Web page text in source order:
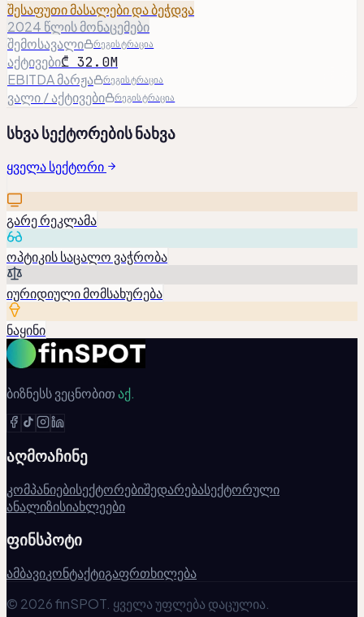
შესაფუთი მასალები და ბეჭდვა
2024 წლის მონაცემები
შემოსავალი
რეგისტრაცია
აქტივები₾ 32.0M
EBITDA მარჟა
რეგისტრაცია
ვალი / აქტივები რეგისტრაცია
სხვა სექტორების ნახვა
ყველა სექტორი
გარე რეკლამა
ოპტიკის საცალო ვაჭრობა
იურიდიული მომსახურება
ნაყინი
ბიზნესს ვეცნობითაქ.
აღმოაჩინე
კომპანიებისექტორებიშედარებასექტორული
ანალიზისიახლეები
ფინსპოტი
ამბავიკონტაქტიგაფრთხილება
© 2026 finSPOT. ყველა უფლება დაცულია.